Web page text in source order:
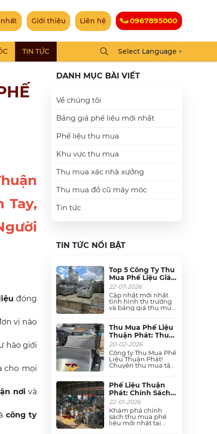
Giới thiệu Liên hệ 0967895000
TIN TỨC Select Language ▼
Tay,
đóng
vị nào
hào giới
cho mọi
nơi và
công ty
DANH MỤC BÀI VIẾT
Về chúng tôi
Bảng giá phế liệu mới nhất
Phế liệu thu mua
Khu vực thu mua
Thu mua xác nhà xưởng
Thu mua đồ cũ máy móc
Tin tức
TIN TỨC NỔI BẬT
Top 5 Công Ty Thu
Mua Phế Liệu Giá
Cao, Uy Tín Nhất
Toàn Quốc
22-07-2026
Cập nhật mới nhất
tình hình thị trường
và bảng giá thu mua
đơn vị thu mua phế
liệu đồng, dây cáp
điện, nhôm, sắt, inox,
thiếc, hợp kim, vải....
giá cao, uy tín, thu
gom tận nơi trong
ngày. Liên hệ ngay!
Thu Mua Phế Liệu
Thuận Phát: Thu
Mua Phế Liệu Giá
Cao - Tận Nơi - Uy
Tín
20-02-2026
Công ty Thu Mua Phế
Liệu Thuận Phát!
Chuyên thu mua tận
điện, inox, mô tơ, sắt,
hợp kim, thiếc, chì,....
nhà xưởng giá cao
nhất thị trường. Cam
kết cân đo uy tín,
thao dỡ nhanh gọn.
Phế Liệu Thuận
Phát: Chính Sách
Thu Mua Phế Liệu
Giá Cao & Chiết
Khấu Hấp Dẫn
2026
22-01-2026
Khám phá chính
sách thu mua phế
liệu mới nhất tại
Thuận Phát: Cam kết